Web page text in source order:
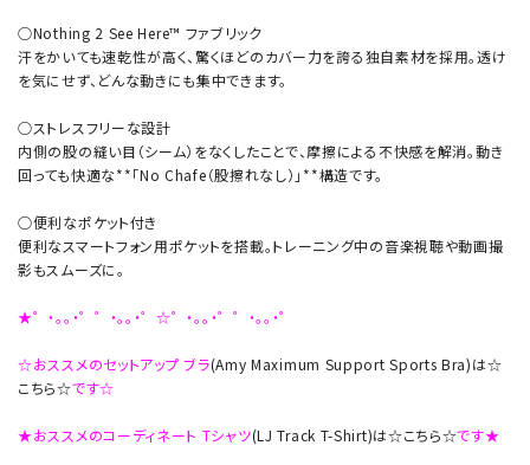
○Nothing 2 See Here™ ファブリック
汗をかいても速乾性が高く、驚くほどのカバー力を誇る独自素材を採用。透け
を気にせず、どんな動きにも集中できます。
○ストレスフリーな設計
内側の股の縫い目（シーム）をなくしたことで、摩擦による不快感を解消。動き
回っても快適な**「No Chafe（股擦れなし）」**構造です。
○便利なポケット付き
便利なスマートフォン用ポケットを搭載。トレーニング中の音楽視聴や動画撮
影もスムーズに。
★゜・。。・゜゜・。。・゜☆゜・。。・゜゜・。。・゜
☆おススメのセットアップ ブラ(Amy Maximum Support Sports Bra)は☆
こちら☆です☆
★おススメのコーディネート Tシャツ(LJ Track T-Shirt)は☆こちら☆です★